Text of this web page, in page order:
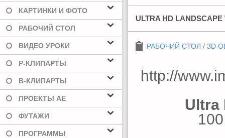
КАРТИНКИ И ФОТО
РАБОЧИЙ СТОЛ
ВИДЕО УРОКИ
Р-КЛИПАРТЫ
В-КЛИПАРТЫ
ПРОЕКТЫ AE
ФУТАЖИ
ПРОГРАММЫ
ULTRA HD LANDSCAPE
РАБОЧИЙ СТОЛ / 3D
http://
Ultra